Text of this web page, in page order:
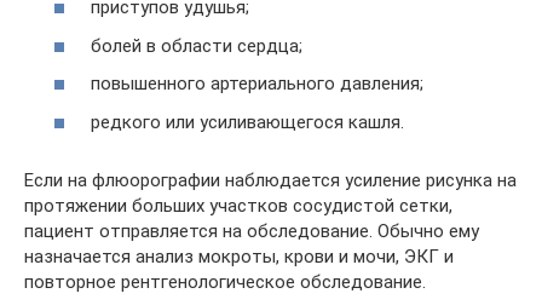
приступов удушья;
болей в области сердца;
повышенного артериального давления;
редкого или усиливающегося кашля.
Если на флюорографии наблюдается усиление рисунка на
протяжении больших участков сосудистой сетки,
пациент отправляется на обследование. Обычно ему
назначается анализ мокроты, крови и мочи, ЭКГ и
повторное рентгенологическое обследование.